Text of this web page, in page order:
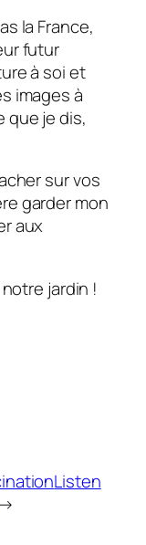
la France,
futur
à soi et
images à
que je dis,
sur vos
garder mon
aux
jardin !
Listen
→